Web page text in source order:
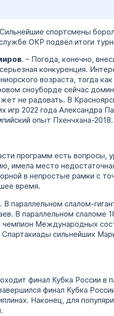
спортсмены
ОКР подвёл итоги
. – Погода, конечно,
конкуренция.
возраста, тогда
сноуборде сейчас
не радовать. В
игр 2022 года Александра
опыт Пхенчхана-2018.
программ есть вопросы,
имела место
в непростые рамки с
время.
слалом-
В параллельном слаломе
Международных
сильнейших
финал Кубка России в
финал Кубка
Наконец, для